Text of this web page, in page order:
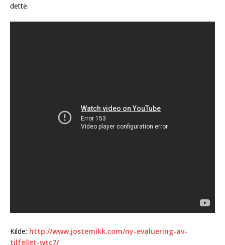
dette.
Kilde: http://www.jostemikk.com/ny-evaluering-av-
tilfellet-wtc7/